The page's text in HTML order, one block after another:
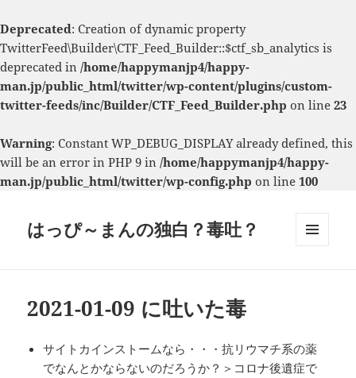
Deprecated: Creation of dynamic property
TwitterFeed\Builder\CTF_Feed_Builder::$ctf_sb_analytics is
deprecated in /home/happymanjp4/happy-
man.jp/public_html/twitter/wp-content/plugins/custom-
twitter-feeds/inc/Builder/CTF_Feed_Builder.php on line 23
Warning: Constant WP_DEBUG_DISPLAY already defined, this
will be an error in PHP 9 in /home/happymanjp4/happy-
man.jp/public_html/twitter/wp-config.php on line 100
はっぴ～まんの独白？毒吐？
2021-01-09 に吐いた毒
サイトカインストームなら・・・抗リウマチ系の薬
でなんとかならないのだろうか？＞コロナ後遺症で